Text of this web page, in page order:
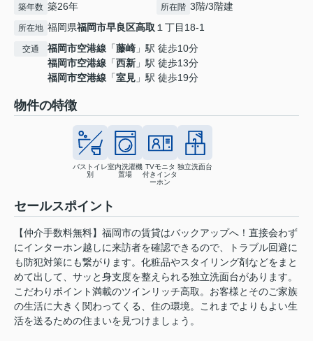
築年数 築26年 所在階 3階/3階建
所在地 福岡県福岡市早良区高取 １丁目18-1
交通 福岡市空港線 「藤崎 」駅 徒歩10分
福岡市空港線 「西新 」駅 徒歩13分
福岡市空港線 「室見 」駅 徒歩19分
物件の特徴
バストイレ
別
室内洗濯機
置場
TVモニタ
付きインタ
ーホン
独立洗面台
セールスポイント
【仲介手数料無料】福岡市の賃貸はバックアップへ！直接会わず
にインターホン越しに来訪者を確認できるので、トラブル回避に
も防犯対策にも繋がります。化粧品やスタイリング剤などをまと
めて出して、サッと身支度を整えられる独立洗面台があります。
こだわりポイント満載のツインリッチ高取。お客様とそのご家族
の生活に大きく関わってくる、住の環境。これまでよりもよい生
活を送るための住まいを見つけましょう。